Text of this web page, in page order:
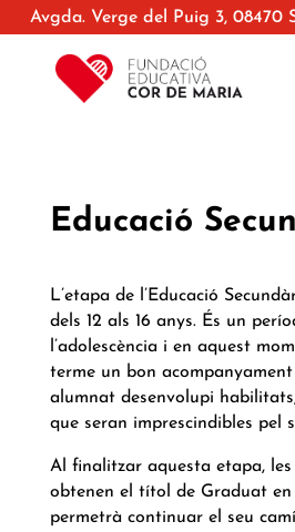
Avgda. Verge del Puig 3, 08470
Educació
L’etapa de l’Educació
dels 12 als 16 anys. És un
l’adolescència i en aquest
terme un bon
alumnat desenvolupi
que seran imprescindibles pel
Al finalitzar aquesta etapa,
obtenen el títol de Graduat en
permetrà continuar el seu